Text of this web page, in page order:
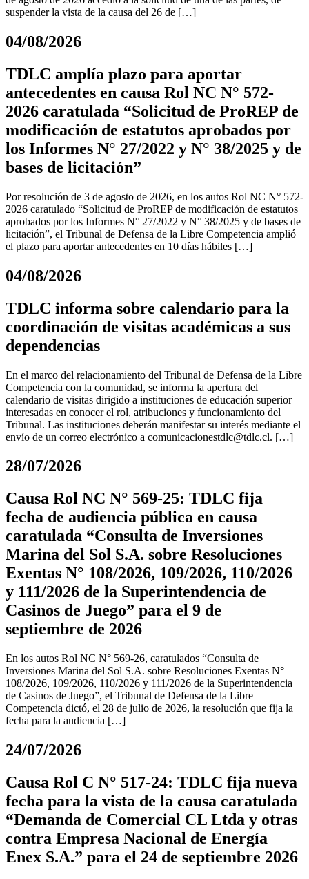
suspender la vista de la causa del 26 de […]
04/08/2026
TDLC amplía plazo para aportar
antecedentes en causa Rol NC N° 572-
2026 caratulada “Solicitud de ProREP de
modificación de estatutos aprobados por
los Informes N° 27/2022 y N° 38/2025 y de
bases de licitación”
Por resolución de 3 de agosto de 2026, en los autos Rol NC N° 572-
2026 caratulado “Solicitud de ProREP de modificación de estatutos
aprobados por los Informes N° 27/2022 y N° 38/2025 y de bases de
licitación”, el Tribunal de Defensa de la Libre Competencia amplió
el plazo para aportar antecedentes en 10 días hábiles […]
04/08/2026
TDLC informa sobre calendario para la
coordinación de visitas académicas a sus
dependencias
En el marco del relacionamiento del Tribunal de Defensa de la Libre
Competencia con la comunidad, se informa la apertura del
calendario de visitas dirigido a instituciones de educación superior
interesadas en conocer el rol, atribuciones y funcionamiento del
Tribunal. Las instituciones deberán manifestar su interés mediante el
envío de un correo electrónico a comunicacionestdlc@tdlc.cl. […]
28/07/2026
Causa Rol NC N° 569-25: TDLC fija
fecha de audiencia pública en causa
caratulada “Consulta de Inversiones
Marina del Sol S.A. sobre Resoluciones
Exentas N° 108/2026, 109/2026, 110/2026
y 111/2026 de la Superintendencia de
Casinos de Juego” para el 9 de
septiembre de 2026
En los autos Rol NC N° 569-26, caratulados “Consulta de
Inversiones Marina del Sol S.A. sobre Resoluciones Exentas N°
108/2026, 109/2026, 110/2026 y 111/2026 de la Superintendencia
de Casinos de Juego”, el Tribunal de Defensa de la Libre
Competencia dictó, el 28 de julio de 2026, la resolución que fija la
fecha para la audiencia […]
24/07/2026
Causa Rol C N° 517-24: TDLC fija nueva
fecha para la vista de la causa caratulada
“Demanda de Comercial CL Ltda y otras
contra Empresa Nacional de Energía
Enex S.A.” para el 24 de septiembre 2026